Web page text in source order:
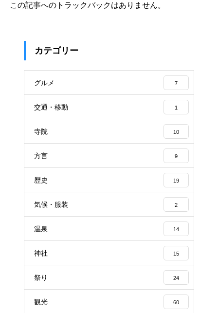
この記事へのトラックバックはありません。
カテゴリー
グルメ 7
交通・移動 1
寺院 10
方言 9
歴史 19
気候・服装 2
温泉 14
神社 15
祭り 24
観光 60